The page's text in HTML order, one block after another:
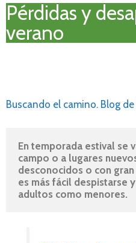
Pérdidas y
verano
Buscando el camino. Blog
En temporada estival se
campo o a lugares
desconocidos o con
es más fácil despistarse
adultos como menores.